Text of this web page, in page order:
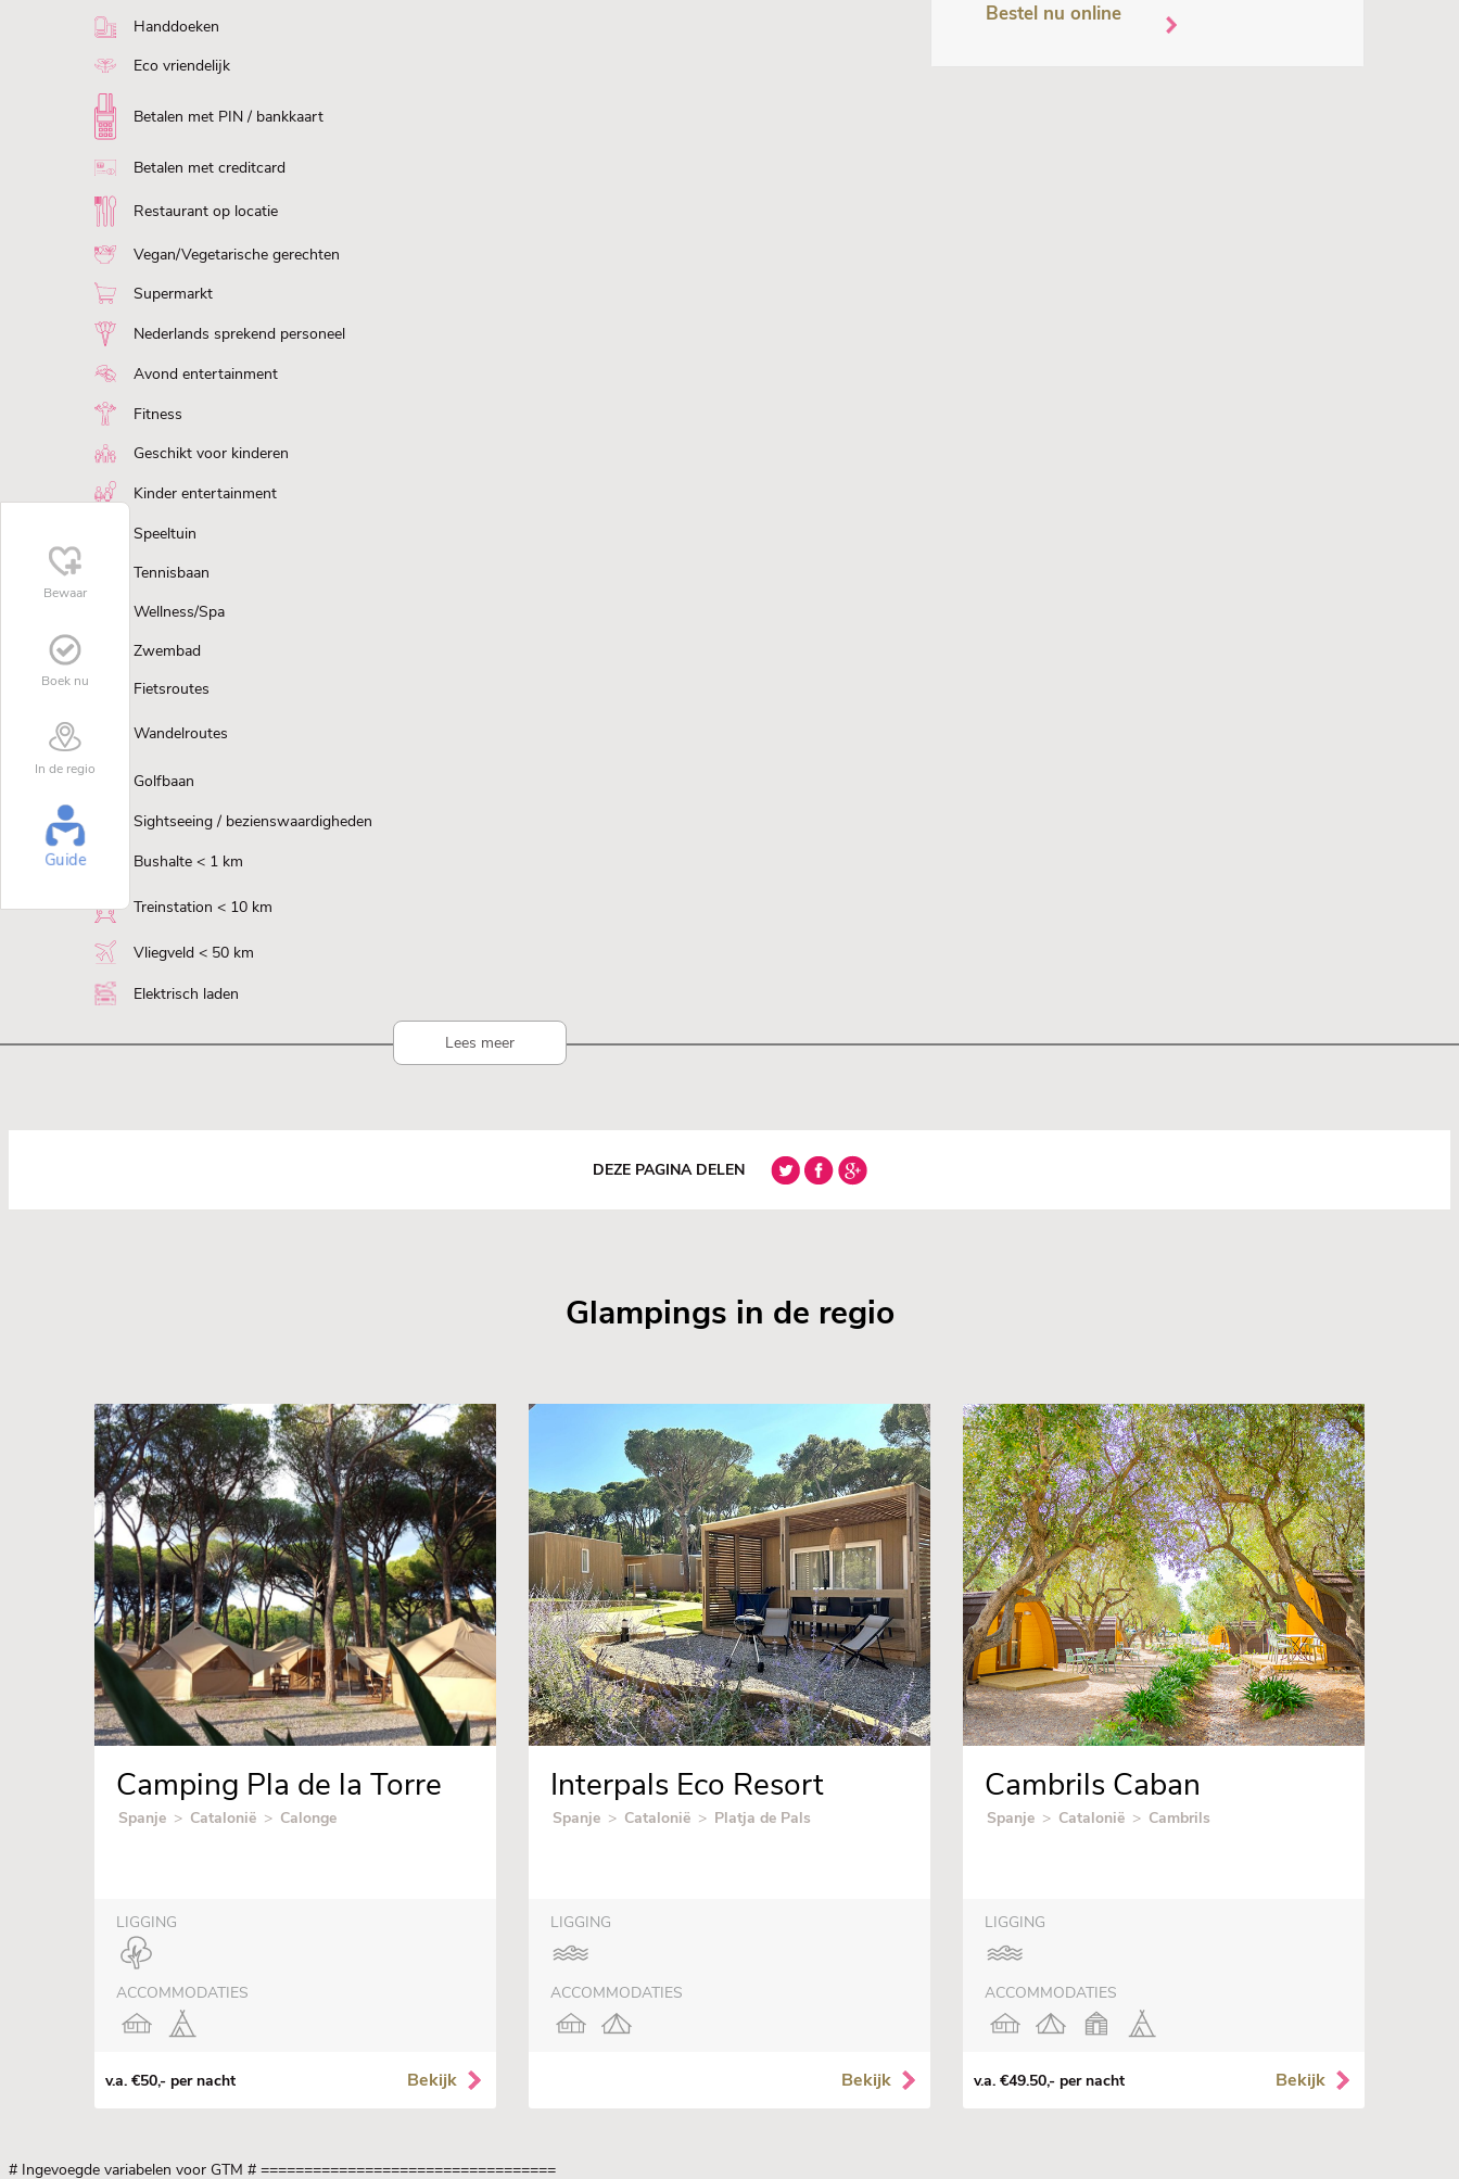
Handdoeken
Eco vriendelijk
Betalen met PIN / bankkaart
Betalen met creditcard
Restaurant op locatie
Vegan/Vegetarische gerechten
Supermarkt
Nederlands sprekend personeel
Avond entertainment
Fitness
Geschikt voor kinderen
Kinder entertainment
Speeltuin
Tennisbaan
Wellness/Spa
Zwembad
Fietsroutes
Wandelroutes
Golfbaan
Sightseeing / bezienswaardigheden
Bushalte < 1 km
Treinstation < 10 km
Vliegveld < 50 km
Elektrisch laden
Lees meer
Bestel nu online
DEZE PAGINA DELEN
Glampings in de regio
Camping Pla de la Torre
Spanje > Catalonië > Calonge
LIGGING
ACCOMMODATIES
v.a. €50,- per nacht Bekijk
Interpals Eco Resort
Spanje > Catalonië > Platja de Pals
LIGGING
ACCOMMODATIES
Bekijk
Cambrils Caban
Spanje > Catalonië > Cambrils
LIGGING
ACCOMMODATIES
v.a. €49.50,- per nacht Bekijk
Bewaar
Boek nu
In de regio
Guide
# Ingevoegde variabelen voor GTM # ==================================